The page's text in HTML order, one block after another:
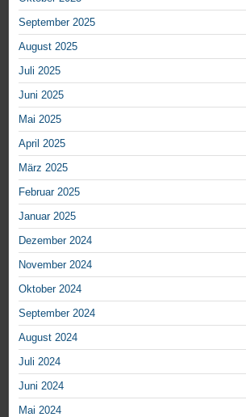
September 2025
August 2025
Juli 2025
Juni 2025
Mai 2025
April 2025
März 2025
Februar 2025
Januar 2025
Dezember 2024
November 2024
Oktober 2024
September 2024
August 2024
Juli 2024
Juni 2024
Mai 2024